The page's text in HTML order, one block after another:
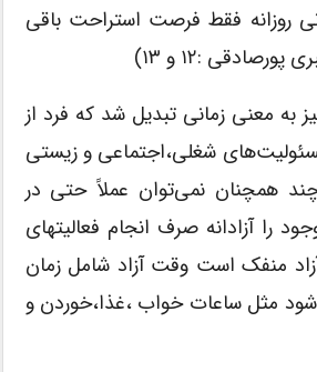
روزانه فقط فرصت استراحت باقی
:۱۲ و ۱۳)
به معنی زمانی تبدیل شد که فرد از
شغلی،اجتماعی و زیستی
همچنان نمی‌توان عملاً حتی در
را آزادانه صرف انجام فعالیتهای
منفک است وقت آزاد شامل زمان
مثل ساعات خواب ،غذا،خوردن و